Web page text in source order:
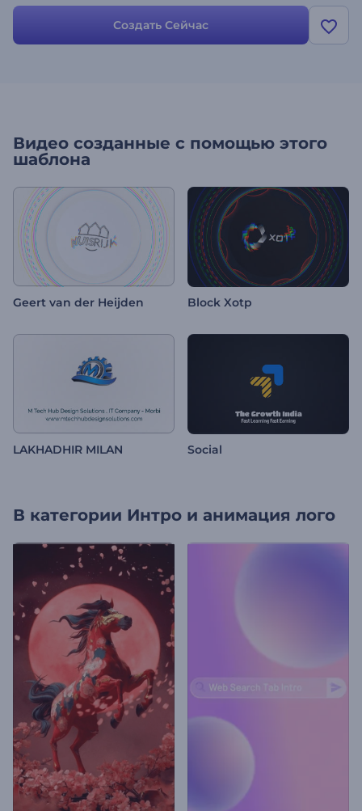
Создать Сейчас
Видео созданные с помощью этого
шаблона
Geert van der Heijden Block Xotp
LAKHADHIR MILAN Social
В категории Интро и анимация лого